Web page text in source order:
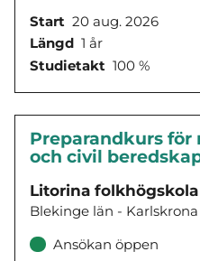
Start 20 aug. 2026
Längd 1 år
Studietakt 100 %
Preparandkurs
och civil
Litorina folkhögskola
Blekinge län - Karlskrona
Ansökan öppen